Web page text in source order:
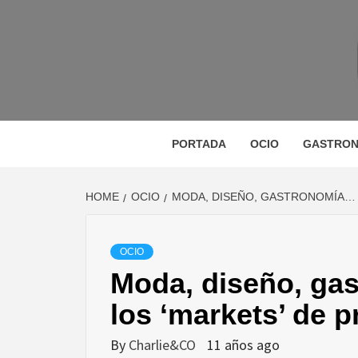
PORTADA OCIO
HOME OCIO MODA, DISEÑO, GASTRONOMÍA…
OCIO
Moda, diseño,
los ‘markets’ de
By Charlie&CO 11 años ago